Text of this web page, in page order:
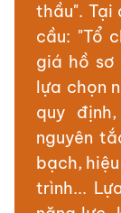
thầu". Tại
cầu: "Tổ
giá hồ sơ
lựa chọn
quy
nguyên
bạch,
trình...